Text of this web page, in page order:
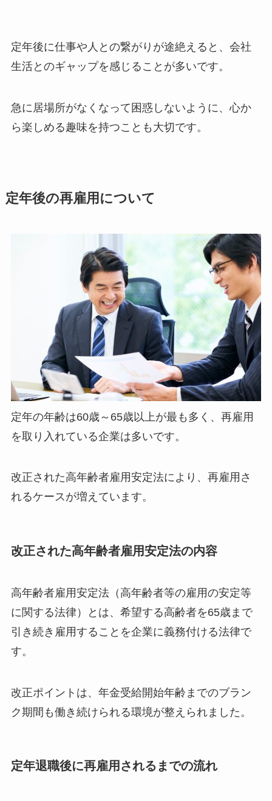
定年後に仕事や人との繋がりが途絶えると、会社
生活とのギャップを感じることが多いです。
急に居場所がなくなって困惑しないように、心か
ら楽しめる趣味を持つことも大切です。
定年後の再雇用について
定年の年齢は60歳～65歳以上が最も多く、再雇用
を取り入れている企業は多いです。
改正された高年齢者雇用安定法により、再雇用さ
れるケースが増えています。
改正された高年齢者雇用安定法の内容
高年齢者雇用安定法（高年齢者等の雇用の安定等
に関する法律）とは、希望する高齢者を65歳まで
引き続き雇用することを企業に義務付ける法律で
す。
改正ポイントは、年金受給開始年齢までのブラン
ク期間も働き続けられる環境が整えられました。
定年退職後に再雇用されるまでの流れ